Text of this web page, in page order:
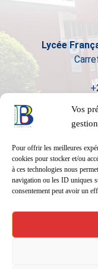
Vos
Pour offrir les meilleures
cookies pour stocker et/ou
à ces technologies nous
navigation ou les ID uniques
consentement peut avoir un
Lycée